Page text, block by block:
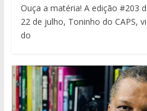
Ouça a matéria! A edição #203
22 de julho, Toninho do CAPS,
do